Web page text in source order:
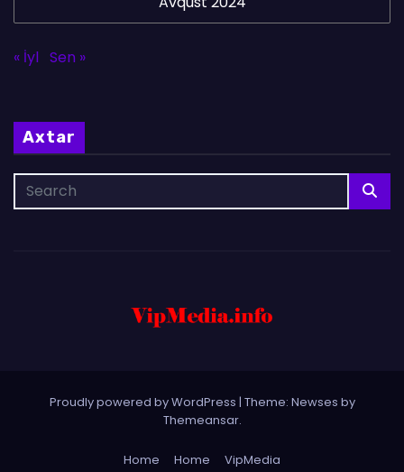
« İyl Sen »
Axtar
Proudly powered by WordPress | Theme: Newses by
Themeansar.
Home Home VipMedia